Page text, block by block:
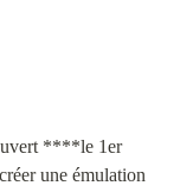
****le 1er
une émulation